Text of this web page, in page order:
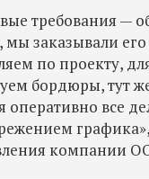
требования —
заказывали
по проекту,
бордюры, тут
оперативно все
компании